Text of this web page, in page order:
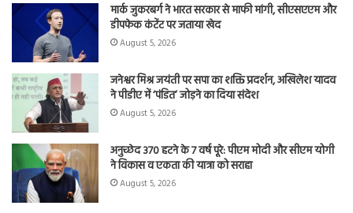
मार्क जुकरबर्ग ने भारत सरकार से माफी मांगी, सीएसएएम और
डीपफेक कंटेंट पर जताया खेद
August 5, 2026
जनेश्वर मिश्र जयंती पर सपा का शक्ति प्रदर्शन, अखिलेश यादव
ने पीडीए में ‘पंडित’ जोड़ने का दिया संदेश
August 5, 2026
अनुच्छेद 370 हटने के 7 वर्ष पूरे: पीएम मोदी और सीएम योगी
ने विकास व एकता की यात्रा को सराहा
August 5, 2026